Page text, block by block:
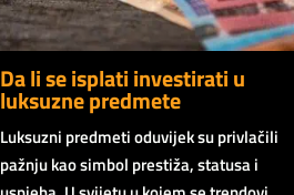
Da li se isplati investirati u
luksuzne predmete
Luksuzni predmeti oduvijek su privlačili
pažnju kao simbol prestiža, statusa i